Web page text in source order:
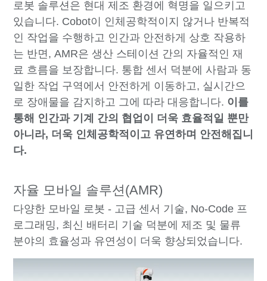
로봇 솔루션은 현대 제조 환경에 혁명을 일으키고
있습니다. Cobot이 인체공학적이지 않거나 반복적
인 작업을 수행하고 인간과 안전하게 상호 작용하
는 반면, AMR은 생산 스테이션 간의 자율적인 재
료 흐름을 보장합니다. 통합 센서 덕분에 사람과 동
일한 작업 구역에서 안전하게 이동하고, 실시간으
로 장애물을 감지하고 그에 따라 대응합니다. 이를
통해 인간과 기계 간의 협업이 더욱 효율적일 뿐만
아니라, 더욱 인체공학적이고 유연하며 안전해집니
다.
자율 모바일 솔루션(AMR)
다양한 모바일 로봇 - 고급 센서 기술, No-Code 프
로그래밍, 최신 배터리 기술 덕분에 제조 및 물류
분야의 효율성과 유연성이 더욱 향상되었습니다.